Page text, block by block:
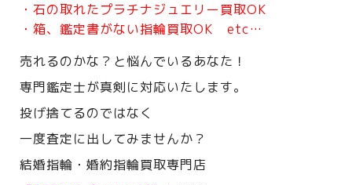
・石の取れたプラチナジュエリー買取OK
・箱、鑑定書がない指輪買取OK etc…
売れるのかな？と悩んでいるあなた！
専門鑑定士が真剣に対応いたします。
投げ捨てるのではなく
一度査定に出してみませんか？
結婚指輪・婚約指輪買取専門店